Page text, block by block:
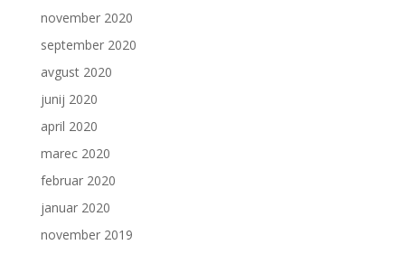
november 2020
september 2020
avgust 2020
junij 2020
april 2020
marec 2020
februar 2020
januar 2020
november 2019